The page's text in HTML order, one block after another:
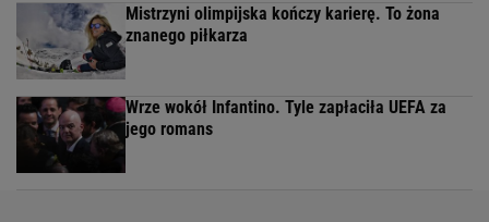
Mistrzyni olimpijska kończy karierę. To żona
znanego piłkarza
Wrze wokół Infantino. Tyle zapłaciła UEFA za
jego romans